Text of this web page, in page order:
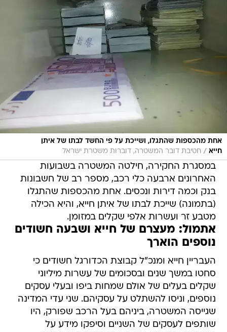
אחת מהכספות שהתגלו, ושייכת על פי החשד לבתו של איתן
חטיבת דובר המשטרה, דוברות משטרת ישראל
במסגרת החקירה, חילטה המשטרה בשבועות
האחרונים ארבעה כלי רכב, מספר רב של חשבונות
בנק וכמה דירות ונכסים. אחת מהכספות שהתגלו
(בתמונה) שייכת לבתו של איתן חייא, והיא הכילה
מטבע זר ועשרות אלפי שקלים במזומן.
אתמול: מעצרם של חייא ושבעה חשודים
נוספים הוארך
העבריין חייא ומנכ"ל קבוצת הכדורגל חשודים כי
סחטו במשך שנים ובסכומים של עשרות מיליוני
שקלים בעלים של אולם שמחות ביפו ובעלי עסקים
נוספים, וניסו להשתלט על עסקיהם. שני עדי המדינה
שגייסה המשטרה, ביניהם בעל הרכב שפורק, היו
שותפים לעסקים של השניים וסיפקו מידע על
הסחיטה באיומים, הלבנת ההון וטובות ההנאה.